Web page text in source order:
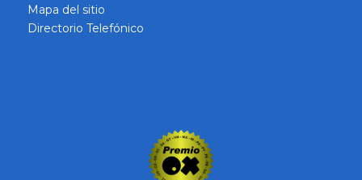
Mapa del sitio
Directorio Telefónico